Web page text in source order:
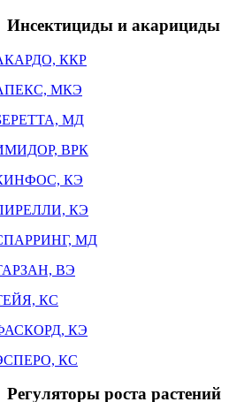
Инсектициды и акарициды
ККР
МКЭ
МД
ВРК
КЭ
КЭ
МД
ВЭ
КС
КЭ
КС
Регуляторы роста растений